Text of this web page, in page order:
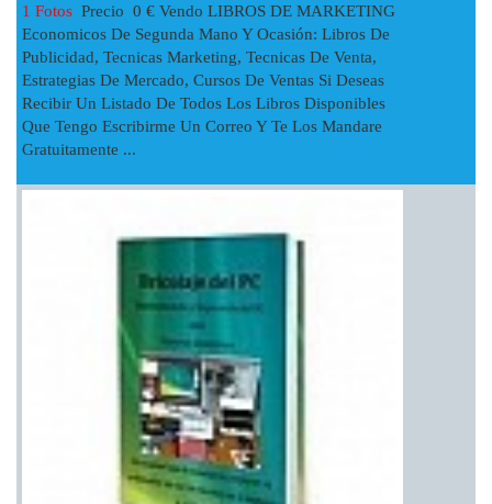
1 Fotos Precio 0 € Vendo LIBROS DE MARKETING
Economicos De Segunda Mano Y Ocasión: Libros De
Publicidad, Tecnicas Marketing, Tecnicas De Venta,
Estrategias De Mercado, Cursos De Ventas Si Deseas
Recibir Un Listado De Todos Los Libros Disponibles
Que Tengo Escribirme Un Correo Y Te Los Mandare
Gratuitamente ...